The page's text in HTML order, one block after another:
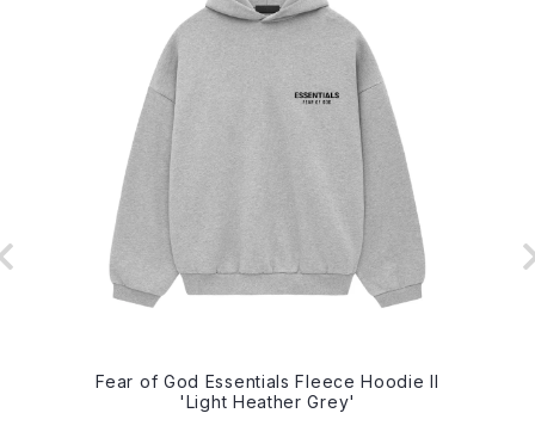
Fear of God Essentials Fleece Hoodie II
'Light Heather Grey'